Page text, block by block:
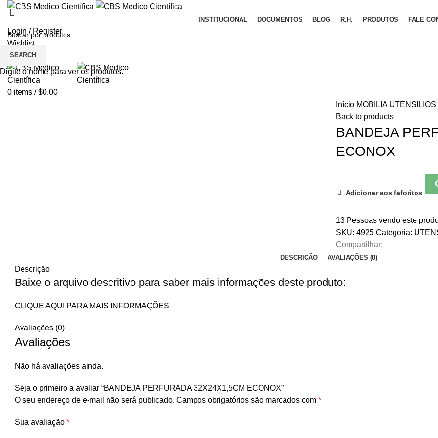
INSTITUCIONAL DOCUMENTOS BLOG R.H. PRODUTOS FALE
Login / Register
Wishlist
Menu
0 items / $0.00
Início MOBILIA UTENSILIOS
Back to products
BANDEJA
ECONOX
Adicionar aos faforitos
13 Pessoas vendo este
SKU: 4925 Categoria:
Compartilhar:
DESCRIÇÃO AVALIAÇÕES (0)
Descrição
Baixe o arquivo descritivo para saber mais informações deste produto:
CLIQUE AQUI PARA MAIS INFORMAÇÕES
Avaliações (0)
Avaliações
Não há avaliações ainda.
Seja o primeiro a avaliar “BANDEJA PERFURADA 32X24X1,5CM ECONOX”
O seu endereço de e-mail não será publicado. Campos obrigatórios são marcados com *
Sua avaliação *
SEARCH
Digite o nome para ver os produtos.